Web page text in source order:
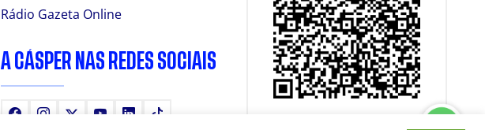
Rádio Gazeta Online
A CÁSPER NAS REDES SOCIAIS
FacebookInstagram
X YoutubeLinkedInTikTok